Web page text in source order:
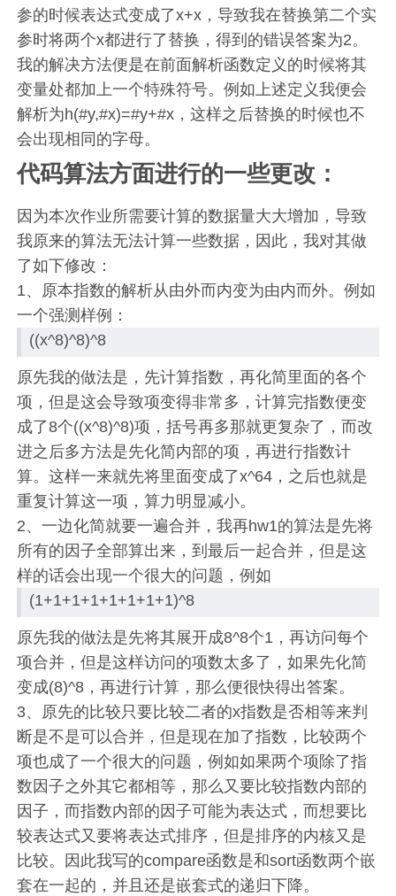
参的时候表达式变成了x+x，导致我在替换第二个实
参时将两个x都进行了替换，得到的错误答案为2。
我的解决方法便是在前面解析函数定义的时候将其
变量处都加上一个特殊符号。例如上述定义我便会
解析为h(#y,#x)=#y+#x，这样之后替换的时候也不
会出现相同的字母。
代码算法方面进行的一些更改：
因为本次作业所需要计算的数据量大大增加，导致
我原来的算法无法计算一些数据，因此，我对其做
了如下修改：
1、原本指数的解析从由外而内变为由内而外。例如
一个强测样例：
((x^8)^8)^8
原先我的做法是，先计算指数，再化简里面的各个
项，但是这会导致项变得非常多，计算完指数便变
成了8个((x^8)^8)项，括号再多那就更复杂了，而改
进之后多方法是先化简内部的项，再进行指数计
算。这样一来就先将里面变成了x^64，之后也就是
重复计算这一项，算力明显减小。
2、一边化简就要一遍合并，我再hw1的算法是先将
所有的因子全部算出来，到最后一起合并，但是这
样的话会出现一个很大的问题，例如
(1+1+1+1+1+1+1+1)^8
原先我的做法是先将其展开成8^8个1，再访问每个
项合并，但是这样访问的项数太多了，如果先化简
变成(8)^8，再进行计算，那么便很快得出答案。
3、原先的比较只要比较二者的x指数是否相等来判
断是不是可以合并，但是现在加了指数，比较两个
项也成了一个很大的问题，例如如果两个项除了指
数因子之外其它都相等，那么又要比较指数内部的
因子，而指数内部的因子可能为表达式，而想要比
较表达式又要将表达式排序，但是排序的内核又是
比较。因此我写的compare函数是和sort函数两个嵌
套在一起的，并且还是嵌套式的递归下降。